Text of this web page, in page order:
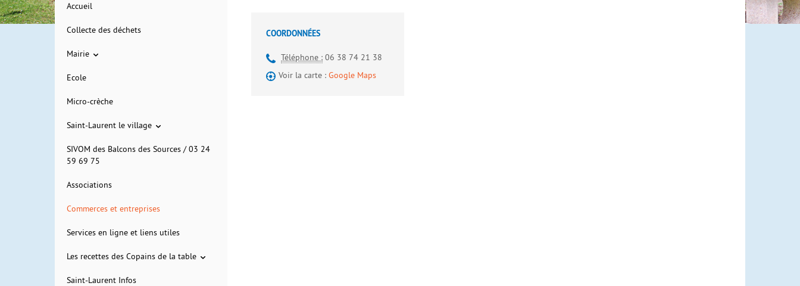
Accueil
Collecte des déchets
Mairie
Ecole
Micro-crèche
Saint-Laurent le village
SIVOM des Balcons des Sources / 03 24
59 69 75
Associations
Commerces et entreprises
Services en ligne et liens utiles
Les recettes des Copains de la table
Saint-Laurent Infos
COORDONNÉES
Téléphone : 06 38 74 21 38
Voir la carte : Google Maps